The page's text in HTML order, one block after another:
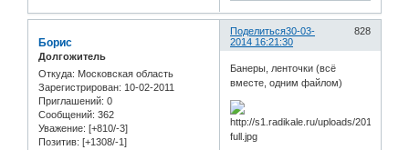
Поделиться 828
30-03-
2014 16:21:30
Борис
Долгожитель
Откуда: Московская область
Зарегистрирован: 10-02-2011
Приглашений: 0
Сообщений: 362
Уважение: [+810/-3]
Позитив: [+1308/-1]
Банеры, ленточки (всё
вместе, одним файлом)